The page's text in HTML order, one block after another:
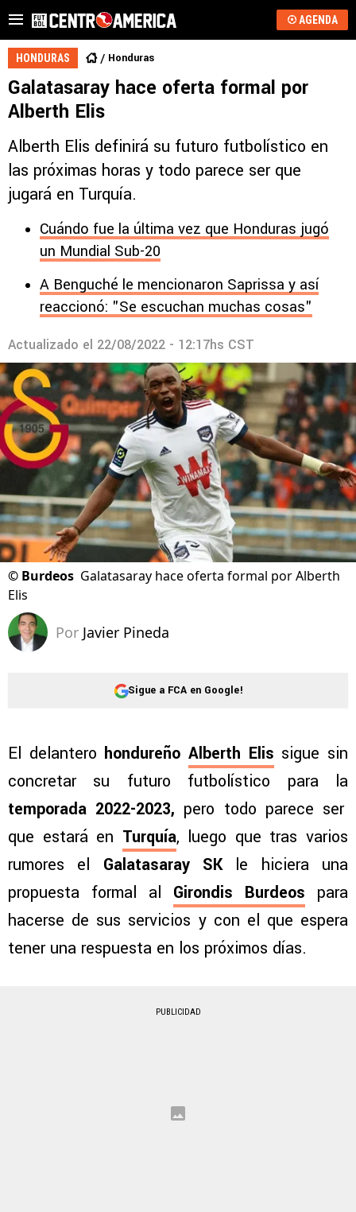
AGENDA
HONDURAS Honduras
Galatasaray hace oferta formal por
Alberth Elis
Alberth Elis definirá su futuro futbolístico en
las próximas horas y todo parece ser que
jugará en Turquía.
Cuándo fue la última vez que Honduras jugó
un Mundial Sub-20
A Benguché le mencionaron Saprissa y así
reaccionó: "Se escuchan muchas cosas"
Actualizado el 22/08/2022 - 12:17hs CST
© Burdeos Galatasaray hace oferta formal por Alberth
Elis
Por Javier Pineda
Sigue a FCA en Google!
El delantero hondureñoAlberth Elis sigue sin
concretar su futuro futbolístico para la
temporada 2022-2023, pero todo parece ser
que estará en Turquía, luego que tras varios
rumores el Galatasaray SK le hiciera una
propuesta formal al Girondis Burdeos para
hacerse de sus servicios y con el que espera
tener una respuesta en los próximos días.
PUBLICIDAD